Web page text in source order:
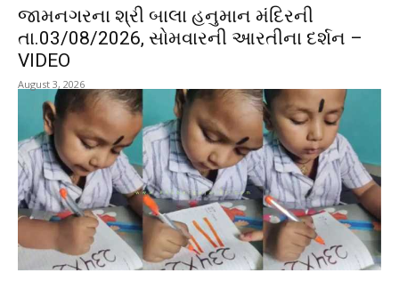
જામનગરના શ્રી બાલા હનુમાન મંદિરની
તા.03/08/2026, સોમવારની આરતીના દર્શન –
VIDEO
August 3, 2026